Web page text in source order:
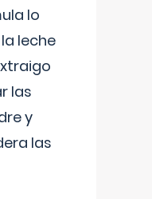
lo
leche
las
y
las